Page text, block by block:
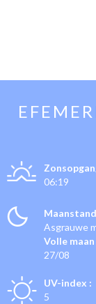
06:19
Asgrauwe
Volle maan
27/08
UV-index :
5